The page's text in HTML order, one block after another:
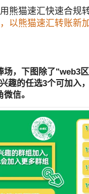
熊猫速汇快速合规
以熊猫速汇转账新
场，下图除了"web3
趣的任选3个可加入
信。